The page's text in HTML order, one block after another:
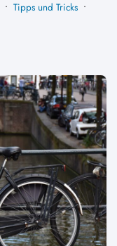
Tipps und Tricks